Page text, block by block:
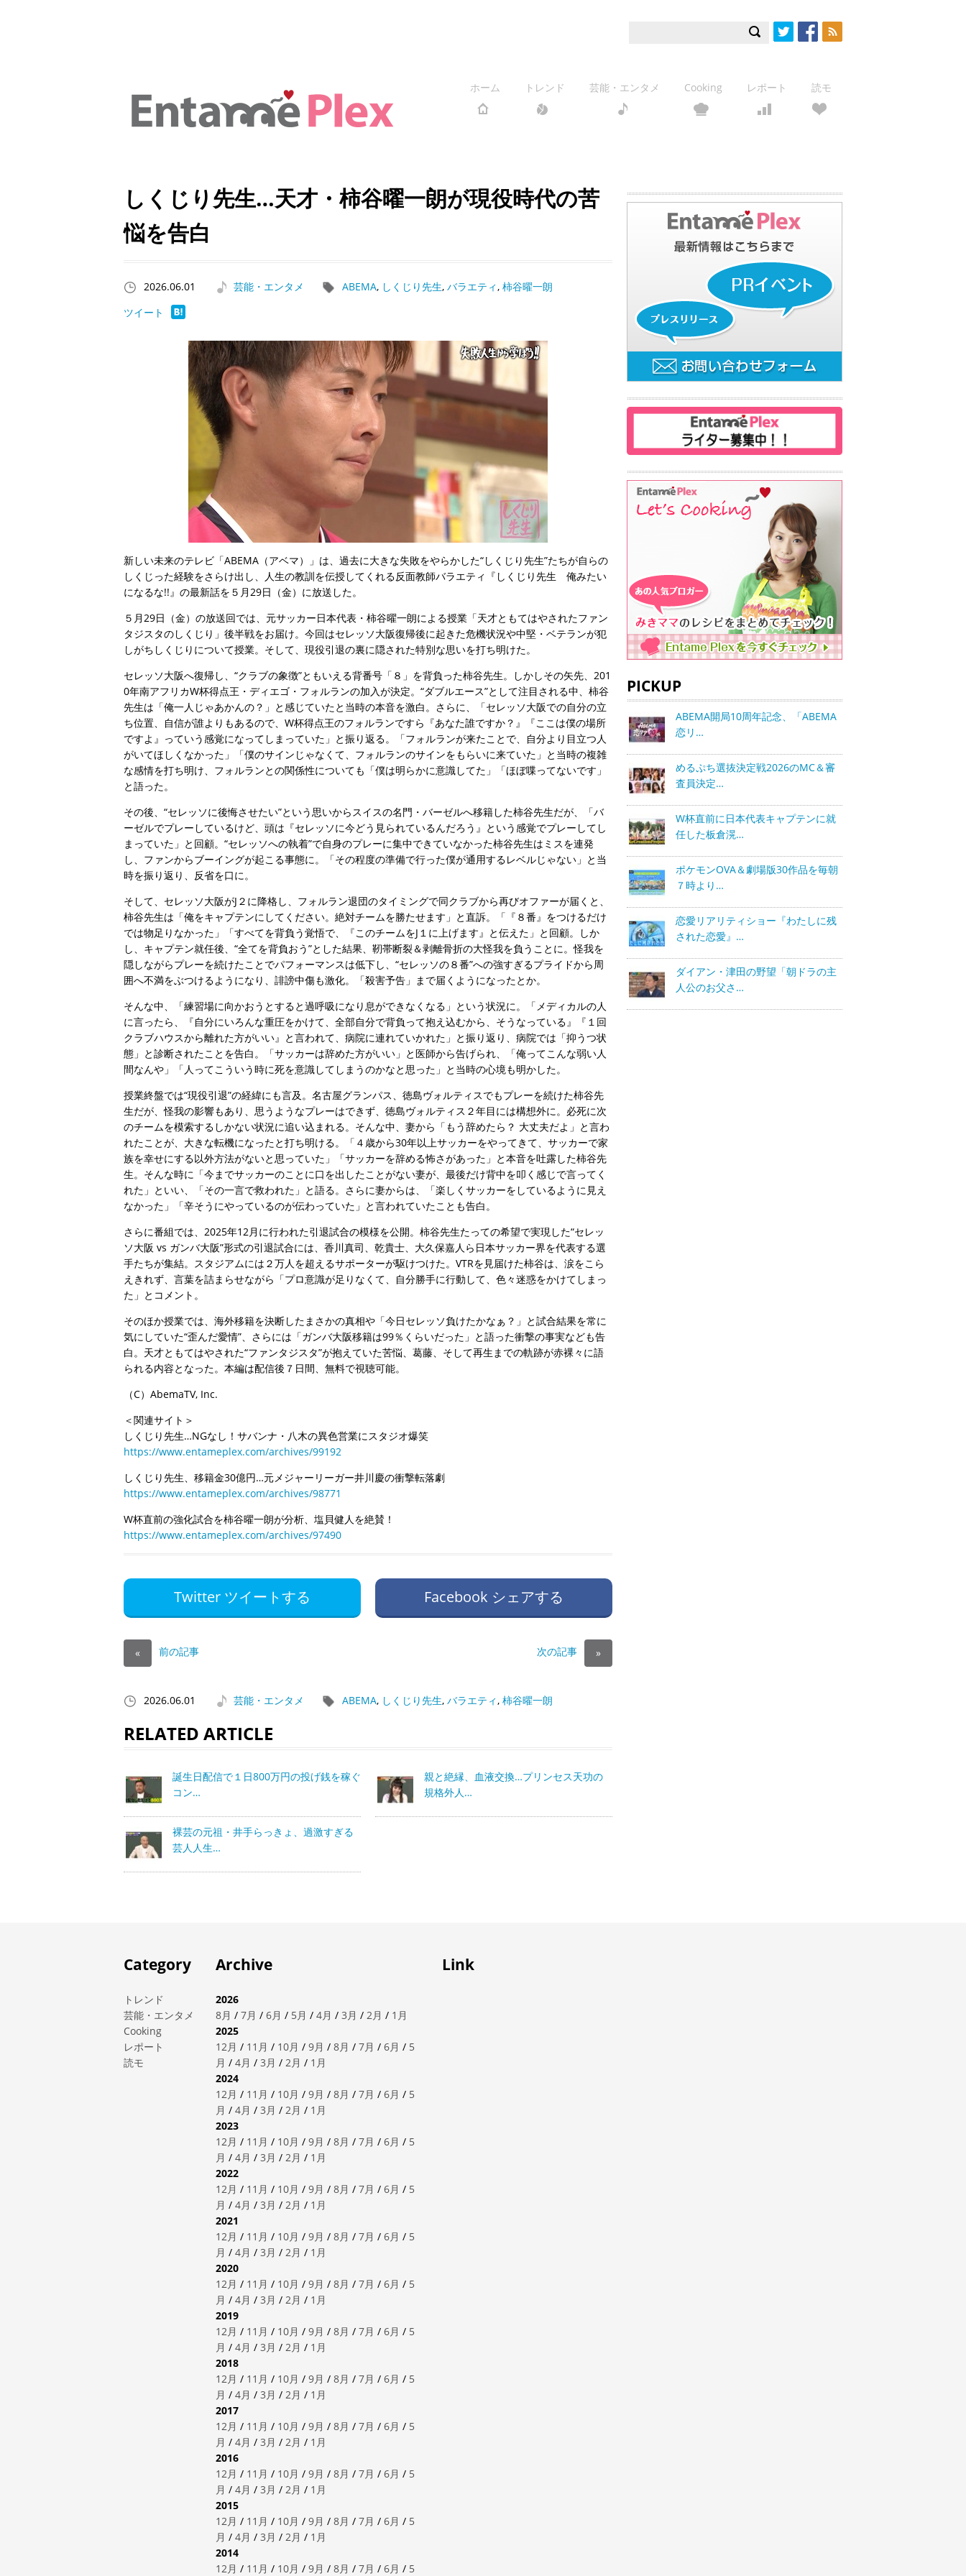
ホーム トレンド 芸能・エンタメ Cooking レポート 読モ
しくじり先生…天才・柿谷曜一朗が現役時代の苦
悩を告白
2026.06.01 芸能・エンタメ ABEMA, しくじり先生, バラエティ, 柿谷曜一朗
ツイート
新しい未来のテレビ「ABEMA（アベマ）」は、過去に大きな失敗をやらかした“しくじり先生”たちが自らの
しくじった経験をさらけ出し、人生の教訓を伝授してくれる反面教師バラエティ『しくじり先生 俺みたい
になるな!!』の最新話を５月29日（金）に放送した。
５月29日（金）の放送回では、元サッカー日本代表・柿谷曜一朗による授業「天才ともてはやされたファン
タジスタのしくじり」後半戦をお届け。今回はセレッソ大阪復帰後に起きた危機状況や中堅・ベテランが犯
しがちしくじりについて授業。そして、現役引退の裏に隠された特別な思いを打ち明けた。
セレッソ大阪へ復帰し、“クラブの象徴”ともいえる背番号「８」を背負った柿谷先生。しかしその矢先、201
0年南アフリカW杯得点王・ディエゴ・フォルランの加入が決定。“ダブルエース”として注目される中、柿谷
先生は「俺一人じゃあかんの？」と感じていたと当時の本音を激白。さらに、「セレッソ大阪での自分の立
ち位置、自信が誰よりもあるので、W杯得点王のフォルランですら『あなた誰ですか？』『ここは僕の場所
ですよ』っていう感覚になってしまっていた」と振り返る。「フォルランが来たことで、自分より目立つ人
がいてほしくなかった」「僕のサインじゃなくて、フォルランのサインをもらいに来ていた」と当時の複雑
な感情を打ち明け、フォルランとの関係性についても「僕は明らかに意識してた」「ほぼ喋ってないです」
と語った。
その後、“セレッソに後悔させたい”という思いからスイスの名門・バーゼルへ移籍した柿谷先生だが、「バ
ーゼルでプレーしているけど、頭は『セレッソに今どう見られているんだろう』という感覚でプレーしてし
まっていた」と回顧。“セレッソへの執着”で自身のプレーに集中できていなかった柿谷先生はミスを連発
し、ファンからブーイングが起こる事態に。「その程度の準備で行った僕が通用するレベルじゃない」と当
時を振り返り、反省を口に。
そして、セレッソ大阪がJ２に降格し、フォルラン退団のタイミングで同クラブから再びオファーが届くと、
柿谷先生は「俺をキャプテンにしてください。絶対チームを勝たせます」と直訴。「『８番』をつけるだけ
では物足りなかった」「すべてを背負う覚悟で、『このチームをJ１に上げます』と伝えた」と回顧。しか
し、キャプテン就任後、“全てを背負おう”とした結果、靭帯断裂＆剥離骨折の大怪我を負うことに。怪我を
隠しながらプレーを続けたことでパフォーマンスは低下し、“セレッソの８番”への強すぎるプライドから周
囲へ不満をぶつけるようになり、誹謗中傷も激化。「殺害予告」まで届くようになったとか。
そんな中、「練習場に向かおうとすると過呼吸になり息ができなくなる」という状況に。「メディカルの人
に言ったら、『自分にいろんな重圧をかけて、全部自分で背負って抱え込むから、そうなっている』『１回
クラブハウスから離れた方がいい』と言われて、病院に連れていかれた」と振り返り、病院では「抑うつ状
態」と診断されたことを告白。「サッカーは辞めた方がいい」と医師から告げられ、「俺ってこんな弱い人
間なんや」「人ってこういう時に死を意識してしまうのかなと思った」と当時の心境も明かした。
授業終盤では“現役引退”の経緯にも言及。名古屋グランパス、徳島ヴォルティスでもプレーを続けた柿谷先
生だが、怪我の影響もあり、思うようなプレーはできず、徳島ヴォルティス２年目には構想外に。必死に次
のチームを模索するしかない状況に追い込まれる。そんな中、妻から「もう辞めたら？ 大丈夫だよ」と言わ
れたことが、大きな転機になったと打ち明ける。「４歳から30年以上サッカーをやってきて、サッカーで家
族を幸せにする以外方法がないと思っていた」「サッカーを辞める怖さがあった」と本音を吐露した柿谷先
生。そんな時に「今までサッカーのことに口を出したことがない妻が、最後だけ背中を叩く感じで言ってく
れた」といい、「その一言で救われた」と語る。さらに妻からは、「楽しくサッカーをしているように見え
なかった」「辛そうにやっているのが伝わっていた」と言われていたことも告白。
さらに番組では、2025年12月に行われた引退試合の模様を公開。柿谷先生たっての希望で実現した“セレッ
ソ大阪 vs ガンバ大阪”形式の引退試合には、香川真司、乾貴士、大久保嘉人ら日本サッカー界を代表する選
手たちが集結。スタジアムには２万人を超えるサポーターが駆けつけた。VTRを見届けた柿谷は、涙をこら
えきれず、言葉を詰まらせながら「プロ意識が足りなくて、自分勝手に行動して、色々迷惑をかけてしまっ
た」とコメント。
そのほか授業では、海外移籍を決断したまさかの真相や「今日セレッソ負けたかなぁ？」と試合結果を常に
気にしていた“歪んだ愛情”、さらには「ガンバ大阪移籍は99％くらいだった」と語った衝撃の事実なども告
白。天才ともてはやされた“ファンタジスタ”が抱えていた苦悩、葛藤、そして再生までの軌跡が赤裸々に語
られる内容となった。本編は配信後７日間、無料で視聴可能。
（C）AbemaTV, Inc.
＜関連サイト＞
しくじり先生…NGなし！サバンナ・八木の異色営業にスタジオ爆笑
https://www.entameplex.com/archives/99192
しくじり先生、移籍金30億円…元メジャーリーガー井川慶の衝撃転落劇
https://www.entameplex.com/archives/98771
W杯直前の強化試合を柿谷曜一朗が分析、塩貝健人を絶賛！
https://www.entameplex.com/archives/97490
Twitter ツイートする Facebook シェアする
« 前の記事 次の記事 »
2026.06.01 芸能・エンタメ ABEMA, しくじり先生, バラエティ, 柿谷曜一朗
RELATED ARTICLE
誕生日配信で１日800万円の投げ銭を稼ぐ
コン…
親と絶縁、血液交換…プリンセス天功の
規格外人…
裸芸の元祖・井手らっきょ、過激すぎる
芸人人生…
PICKUP
ABEMA開局10周年記念、「ABEMA
恋リ…
めるぷち選抜決定戦2026のMC＆審
査員決定…
W杯直前に日本代表キャプテンに就
任した板倉滉…
ポケモンOVA＆劇場版30作品を毎朝
７時より…
恋愛リアリティショー『わたしに残
された恋愛』…
ダイアン・津田の野望「朝ドラの主
人公のお父さ…
Category
トレンド
芸能・エンタメ
Cooking
レポート
読モ
Archive
2026
8月 / 7月 / 6月 / 5月 / 4月 / 3月 / 2月 / 1月
2025
12月 / 11月 / 10月 / 9月 / 8月 / 7月 / 6月 / 5
月 / 4月 / 3月 / 2月 / 1月
2024
12月 / 11月 / 10月 / 9月 / 8月 / 7月 / 6月 / 5
月 / 4月 / 3月 / 2月 / 1月
2023
12月 / 11月 / 10月 / 9月 / 8月 / 7月 / 6月 / 5
月 / 4月 / 3月 / 2月 / 1月
2022
12月 / 11月 / 10月 / 9月 / 8月 / 7月 / 6月 / 5
月 / 4月 / 3月 / 2月 / 1月
2021
12月 / 11月 / 10月 / 9月 / 8月 / 7月 / 6月 / 5
月 / 4月 / 3月 / 2月 / 1月
2020
12月 / 11月 / 10月 / 9月 / 8月 / 7月 / 6月 / 5
月 / 4月 / 3月 / 2月 / 1月
2019
12月 / 11月 / 10月 / 9月 / 8月 / 7月 / 6月 / 5
月 / 4月 / 3月 / 2月 / 1月
2018
12月 / 11月 / 10月 / 9月 / 8月 / 7月 / 6月 / 5
月 / 4月 / 3月 / 2月 / 1月
2017
12月 / 11月 / 10月 / 9月 / 8月 / 7月 / 6月 / 5
月 / 4月 / 3月 / 2月 / 1月
2016
12月 / 11月 / 10月 / 9月 / 8月 / 7月 / 6月 / 5
月 / 4月 / 3月 / 2月 / 1月
2015
12月 / 11月 / 10月 / 9月 / 8月 / 7月 / 6月 / 5
月 / 4月 / 3月 / 2月 / 1月
2014
12月 / 11月 / 10月 / 9月 / 8月 / 7月 / 6月 / 5
Link